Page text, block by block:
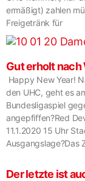
ermäßigt) zahlen
Freigetränk für
Gut erholt
Happy New Year!
den UHC, geht es
Bundesligaspiel
angepfiffen?Red
11.1.2020 15 Uhr
Ausgangslage?Das
Der letzte ist